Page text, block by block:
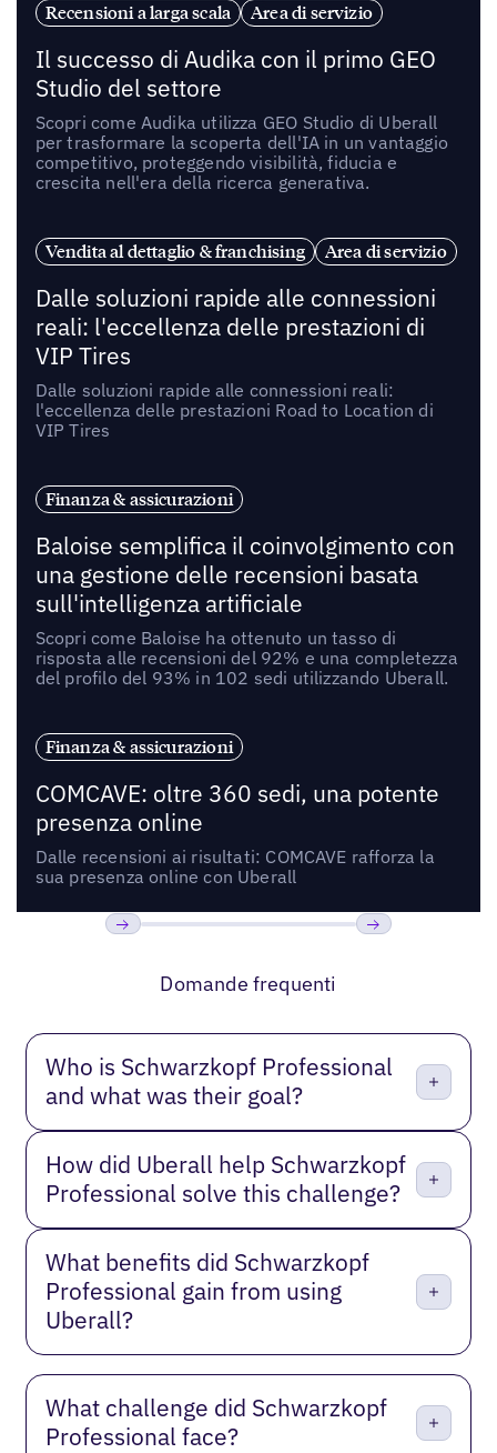
Recensioni a larga scala
Area di servizio
Il successo di Audika con il primo GEO
Studio del settore
Scopri come Audika utilizza GEO Studio di Uberall
per trasformare la scoperta dell'IA in un vantaggio
competitivo, proteggendo visibilità, fiducia e
crescita nell'era della ricerca generativa.
Vendita al dettaglio & franchising Area di servizio
Dalle soluzioni rapide alle connessioni
reali: l'eccellenza delle prestazioni di
VIP Tires
Dalle soluzioni rapide alle connessioni reali:
l'eccellenza delle prestazioni Road to Location di
VIP Tires
Finanza & assicurazioni
Baloise semplifica il coinvolgimento con
una gestione delle recensioni basata
sull'intelligenza artificiale
Scopri come Baloise ha ottenuto un tasso di
risposta alle recensioni del 92% e una completezza
del profilo del 93% in 102 sedi utilizzando Uberall.
Finanza & assicurazioni
COMCAVE: oltre 360 sedi, una potente
presenza online
Dalle recensioni ai risultati: COMCAVE rafforza la
sua presenza online con Uberall
Domande frequenti
Who is Schwarzkopf Professional
and what was their goal?
How did Uberall help Schwarzkopf
Professional solve this challenge?
What benefits did Schwarzkopf
Professional gain from using
Uberall?
What challenge did Schwarzkopf
Professional face?